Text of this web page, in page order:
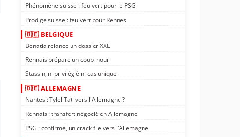
Phénomène suisse : feu vert pour le PSG
Prodige suisse : feu vert pour Rennes
🇧🇪 BELGIQUE
Benatia relance un dossier XXL
Rennais prépare un coup inouï
Stassin, ni privilégié ni cas unique
🇩🇪 ALLEMAGNE
Nantes : Tylel Tati vers l'Allemagne ?
Rennais : transfert négocié en Allemagne
PSG : confirmé, un crack file vers l'Allemagne